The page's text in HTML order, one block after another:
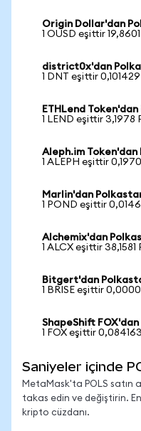
Origin Dollar'dan
1 OUSD eşittir
district0x'dan
1 DNT eşittir
ETHLend
1 LEND eşittir 3,1978
Aleph.im
1 ALEPH eşittir
Marlin'dan
1 POND eşittir
Alchemix'dan
1 ALCX eşittir 38,1581
Bitgert'dan
1 BRISE eşittir
ShapeShift
1 FOX eşittir
Saniyeler içinde
MetaMask'ta POLS satın
takas edin ve değiştirin.
kripto cüzdanı.